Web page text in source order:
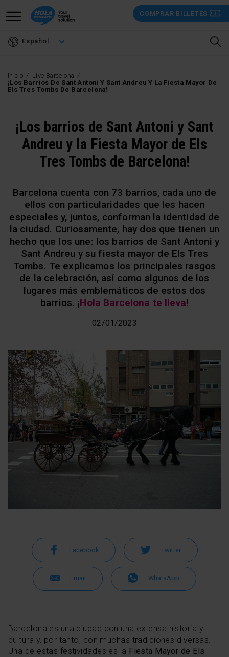
Pasar
COMPRAR BILLETES
Español
Inicio
Live Barcelona
¡Los Barrios De Sant Antoni Y Sant Andreu Y La Fiesta Mayor De
Els Tres Tombs De Barcelona!
¡Los barrios de Sant Antoni y Sant
Andreu y la Fiesta Mayor de Els
Tres Tombs de Barcelona!
Barcelona cuenta con 73 barrios, cada uno de
ellos con particularidades que les hacen
especiales y, juntos, conforman la identidad de
la ciudad. Curiosamente, hay dos que tienen un
hecho que los une: los barrios de Sant Antoni y
Sant Andreu y su fiesta mayor de Els Tres
Tombs. Te explicamos los principales rasgos
de la celebración, así como algunos de los
lugares más emblemáticos de estos dos
barrios. ¡Hola Barcelona te lleva!
02/01/2023
Facebook Twitter
Email WhatsApp
Barcelona es una ciudad con una extensa historia y
cultura y, por tanto, con muchas tradiciones diversas.
Una de estas festividades es la Fiesta Mayor de Els